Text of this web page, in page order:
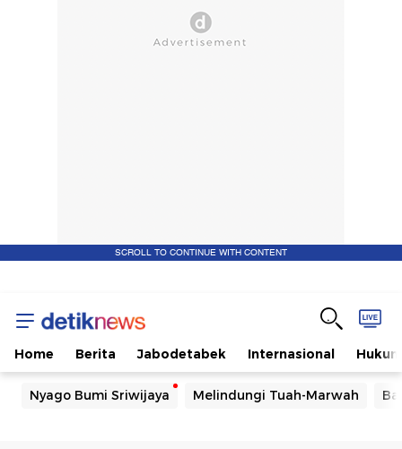
SCROLL TO CONTINUE WITH CONTENT
Home Berita Jabodetabek Internasional Hukum
Nyago Bumi Sriwijaya Melindungi Tuah-Marwah